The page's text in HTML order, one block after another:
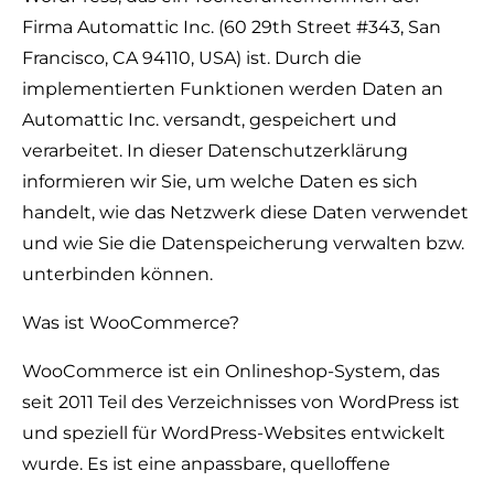
Firma Automattic Inc. (60 29th Street #343, San
Francisco, CA 94110, USA) ist. Durch die
implementierten Funktionen werden Daten an
Automattic Inc. versandt, gespeichert und
verarbeitet. In dieser Datenschutzerklärung
informieren wir Sie, um welche Daten es sich
handelt, wie das Netzwerk diese Daten verwendet
und wie Sie die Datenspeicherung verwalten bzw.
unterbinden können.
Was ist WooCommerce?
WooCommerce ist ein Onlineshop-System, das
seit 2011 Teil des Verzeichnisses von WordPress ist
und speziell für WordPress-Websites entwickelt
wurde. Es ist eine anpassbare, quelloffene